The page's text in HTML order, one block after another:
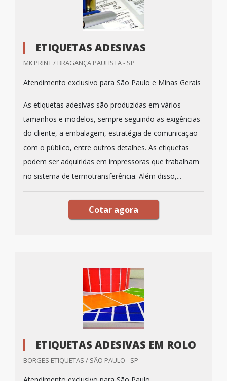
ETIQUETAS ADESIVAS
MK PRINT / BRAGANÇA PAULISTA - SP
Atendimento exclusivo para São Paulo e Minas Gerais
As etiquetas adesivas são produzidas em vários
tamanhos e modelos, sempre seguindo as exigências
do cliente, a embalagem, estratégia de comunicação
com o público, entre outros detalhes. As etiquetas
podem ser adquiridas em impressoras que trabalham
no sistema de termotransferência. Além disso,...
Cotar agora
ETIQUETAS ADESIVAS EM ROLO
BORGES ETIQUETAS / SÃO PAULO - SP